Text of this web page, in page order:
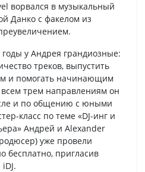
ворвался в музыкальный
Данко с факелом из
у Андрея грандиозные:
треков, выпустить
и помогать начинающим
трем направлениям он
и по общению с юными
класс по теме «DJ-инг и
Андрей и Alexander
уже провели
бесплатно, пригласив